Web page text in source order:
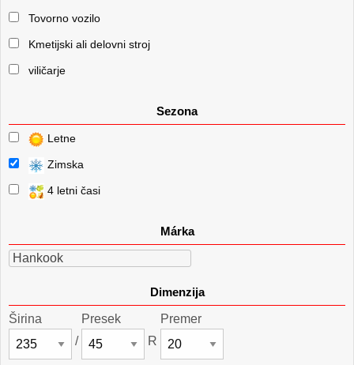
Tovorno vozilo
Kmetijski ali delovni stroj
viličarje
Sezona
Letne
Zimska
4 letni časi
Márka
Hankook
Dimenzija
Širina
/
Presek
R
Premer